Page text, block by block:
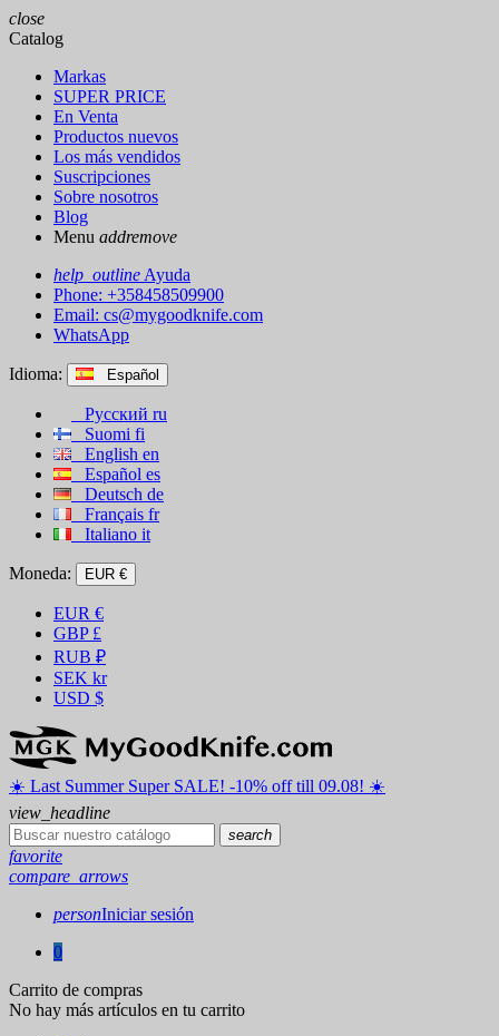
close
Catalog
Markas
SUPER PRICE
En Venta
Productos nuevos
Los más vendidos
Suscripciones
Sobre nosotros
Blog
Menu addremove
help_outline Ayuda
Phone: +358458509900
Email: cs@mygoodknife.com
WhatsApp
Idioma: Español
Русский ru
Suomi fi
English en
Español es
Deutsch de
Français fr
Italiano it
Moneda: EUR €
EUR €
GBP £
RUB ₽
SEK kr
USD $
☀️ ️Last Summer Super SALE! -10% off till 09.08! ☀️
view_headline
search
favorite
compare_arrows
personIniciar sesión
0
Carrito de compras
No hay más artículos en tu carrito